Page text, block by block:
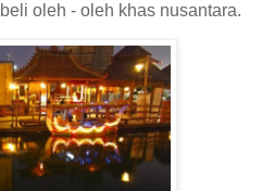
oleh - oleh khas nusantara.